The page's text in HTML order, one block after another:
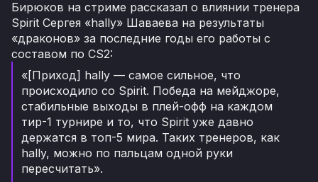
Бирюков на стриме рассказал о влиянии тренера
Spirit Сергея «hally» Шаваева на результаты
«драконов» за последние годы его работы с
составом по CS2:
«[Приход] hally — самое сильное, что
происходило со Spirit. Победа на мейджоре,
стабильные выходы в плей-офф на каждом
тир-1 турнире и то, что Spirit уже давно
держатся в топ-5 мира. Таких тренеров, как
hally, можно по пальцам одной руки
пересчитать».